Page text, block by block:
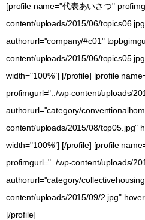
[profile name="代表あいさつ"
content/uploads/2015/06/
authorurl="company/#c01"
content/uploads/2015/06/
width="100%"] [/profile] [profile
profimgurl="../wp-content/uploads/
authorurl="category/
content/uploads/2015/08/top05.jpg"
width="100%"] [/profile] [profile
profimgurl="../wp-content/uploads/
authorurl="category/
content/uploads/2015/09/2.jpg"
[/profile]